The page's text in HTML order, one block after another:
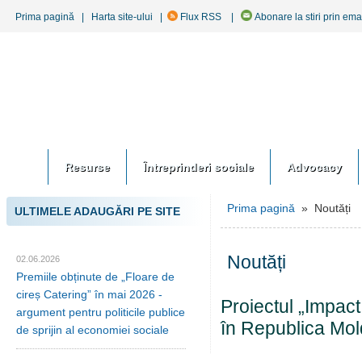
Prima pagină Harta site-ului Flux RSS Abonare la stiri prin
Resurse Întreprinderi sociale Advocacy
ULTIMELE ADAUGĂRI PE SITE
02.06.2026
Premiile obținute de „Floare de
cireș Catering” în mai 2026 -
argument pentru politicile publice
de sprijin al economiei sociale
Prima pagină » Noutăți
Noutăți
Proiectul
în Republica